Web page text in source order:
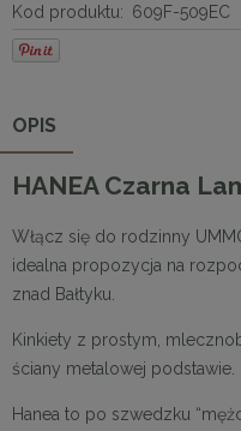
Kod produktu: 609F-509EC
OPIS
HANEA Czarna
Włącz się do rodzinny
idealna propozycja na
znad Bałtyku.
Kinkiety z prostym,
ściany metalowej podstawie.
Hanea to po szwedzku